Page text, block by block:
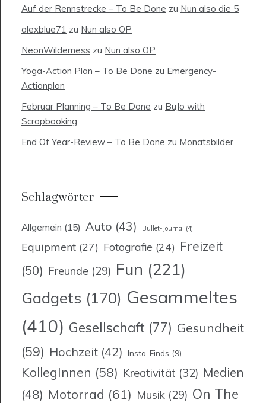
Auf der Rennstrecke – To Be Done zu Nun also die 5
alexblue71 zu Nun also OP
NeonWilderness zu Nun also OP
Yoga-Action Plan – To Be Done zu Emergency-
Actionplan
Februar Planning – To Be Done zu BuJo with
Scrapbooking
End Of Year-Review – To Be Done zu Monatsbilder
Schlagwörter
Allgemein (15) Auto (43) Bullet-Journal (4)
Equipment (27) Fotografie (24) Freizeit
(50) Freunde (29) Fun (221)
Gadgets (170) Gesammeltes
(410) Gesellschaft (77) Gesundheit
(59) Hochzeit (42) Insta-Finds (9)
KollegInnen (58) Kreativität (32) Medien
(48) Motorrad (61) Musik (29) On The